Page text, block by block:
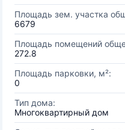
Площадь зем. участка
6679
Площадь помещений
272.8
Площадь парковки, м²:
0
Тип дома:
Многоквартирный дом